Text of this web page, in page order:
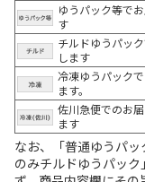
ゆうパック等で
す
チルドゆうパッ
します
冷凍ゆうパック
ます。
佐川急便でのお
ます
なお、「普通ゆうパ
のみチルドゆうパッ